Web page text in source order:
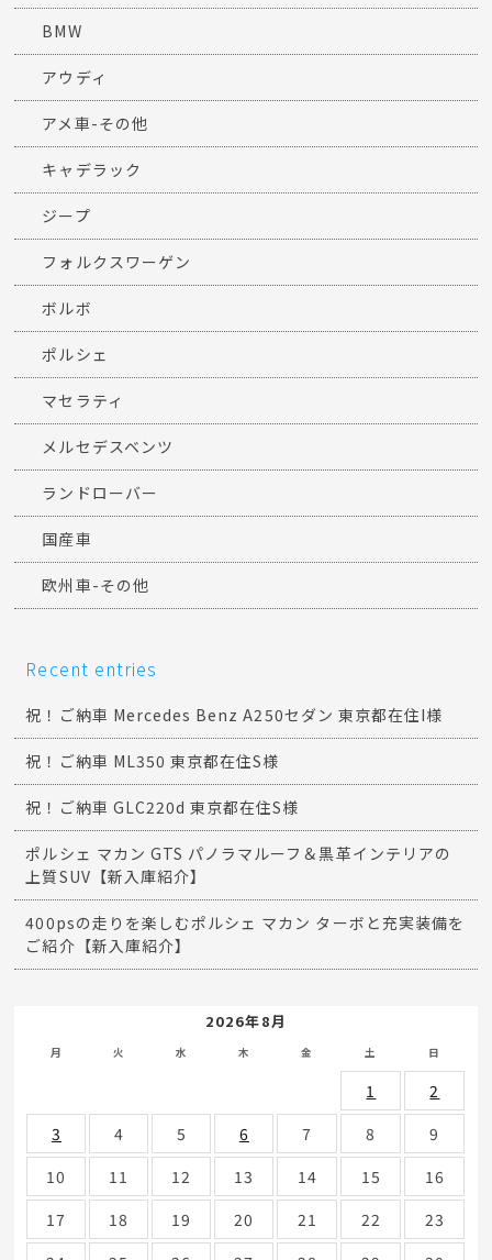
BMW
アウディ
アメ車-その他
キャデラック
ジープ
フォルクスワーゲン
ボルボ
ポルシェ
マセラティ
メルセデスベンツ
ランドローバー
国産車
欧州車-その他
Recent entries
祝！ご納車 Mercedes Benz A250セダン 東京都在住I様
祝！ご納車 ML350 東京都在住S様
祝！ご納車 GLC220d 東京都在住S様
ポルシェ マカン GTS パノラマルーフ＆黒革インテリアの
上質SUV【新入庫紹介】
400psの走りを楽しむポルシェ マカン ターボと充実装備を
ご紹介【新入庫紹介】
2026年8月
月 火 水 木 金 土 日
1
2
3
4 5 6 7 8
9
10
11 12 13 14 15
16
17
18 19 20 21 22
23